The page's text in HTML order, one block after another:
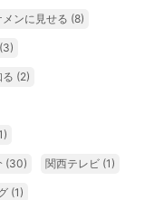
ンに見せる (8)
(3)
る (2)
(30) 関西テレビ (1)
(1)